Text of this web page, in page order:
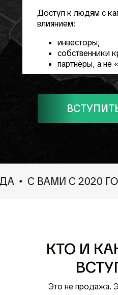
Доступ к людям с
влиянием:
инвесторы;
собственники
партнёры, а не
С ВАМИ С 2020
Это не продажа.
КТО И